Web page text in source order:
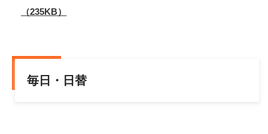
（235KB）
毎日・日替